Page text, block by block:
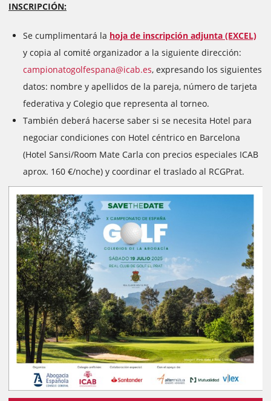
INSCRIPCIÓN:
Se cumplimentará la hoja de inscripción adjunta (EXCEL)
y copia al comité organizador a la siguiente dirección:
campionatogolfespana@icab.es, expresando los siguientes
datos: nombre y apellidos de la pareja, número de tarjeta
federativa y Colegio que representa al torneo.
También deberá hacerse saber si se necesita Hotel para
negociar condiciones con Hotel céntrico en Barcelona
(Hotel Sansi/Room Mate Carla con precios especiales ICAB
aprox. 160 €/noche) y coordinar el traslado al RCGPrat.